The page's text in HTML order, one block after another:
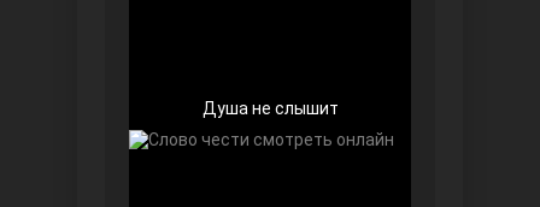
Душа не слышит